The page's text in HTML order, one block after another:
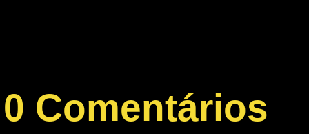
0 Comentários